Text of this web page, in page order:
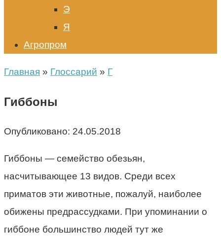
Э
Я
Агропром
Главная » Глоссарий » Г
Гиббоны
Опубликовано: 24.05.2018
Гиббоны — семейство обезьян,
насчитывающее 13 видов. Среди всех
приматов эти животные, пожалуй, наиболее
обижены предрассудками. При упоминании о
гиббоне большинство людей тут же